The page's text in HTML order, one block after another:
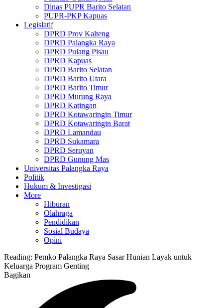
Dinas PUPR Barito Selatan
PUPR-PKP Kapuas
Legislatif
DPRD Prov Kalteng
DPRD Palangka Raya
DPRD Pulang Pisau
DPRD Kapuas
DPRD Barito Selatan
DPRD Barito Utara
DPRD Barito Timur
DPRD Murung Raya
DPRD Katingan
DPRD Kotawaringin Timur
DPRD Kotawaringin Barat
DPRD Lamandau
DPRD Sukamara
DPRD Seruyan
DPRD Gunung Mas
Universitas Palangka Raya
Politik
Hukum & Investigasi
More
Hiburan
Olahraga
Pendidikan
Sosial Budaya
Opini
Reading: Pemko Palangka Raya Sasar Hunian Layak untuk
Keluarga Program Genting
Bagikan